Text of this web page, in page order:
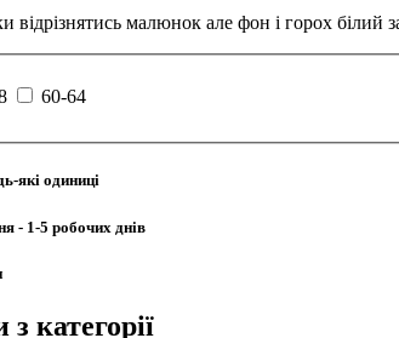
відрізнятись малюнок але фон і горох білий
60-64
які одиниці
- 1-5 робочих днів
з категорії